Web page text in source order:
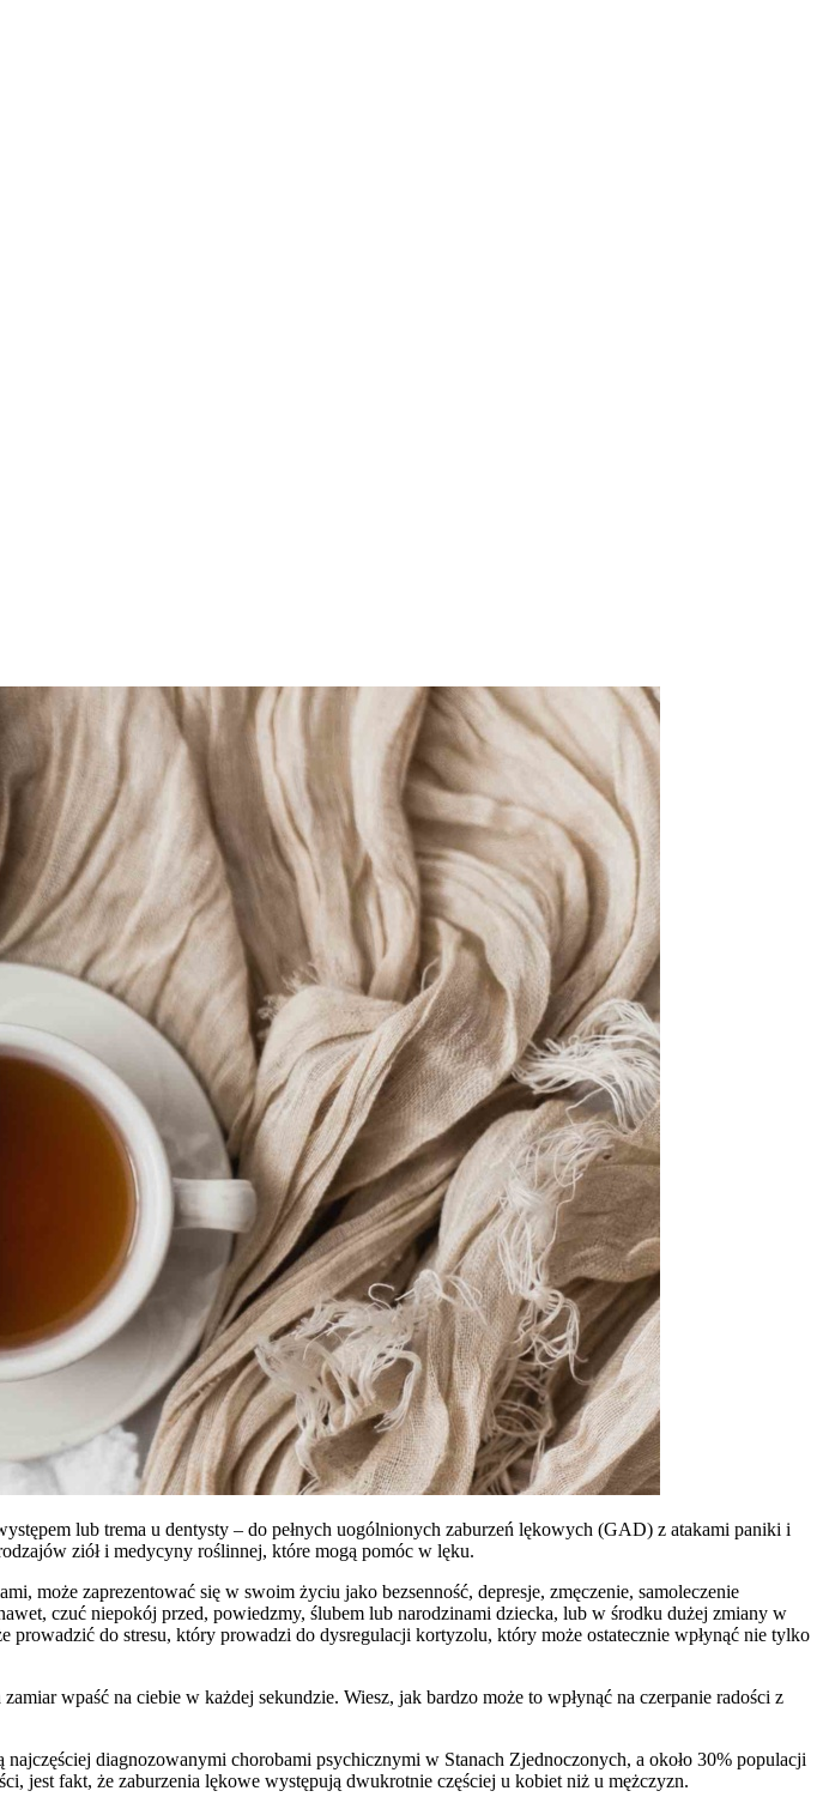
lub trema u dentysty – do pełnych uogólnionych zaburzeń lękowych (GAD) z atakami paniki i
ziół i medycyny roślinnej, które mogą pomóc w lęku.
może zaprezentować się w swoim życiu jako bezsenność, depresje, zmęczenie, samoleczenie
czuć niepokój przed, powiedzmy, ślubem lub narodzinami dziecka, lub w środku dużej zmiany w
do stresu, który prowadzi do dysregulacji kortyzolu, który może ostatecznie wpłynąć nie tylko
wpaść na ciebie w każdej sekundzie. Wiesz, jak bardzo może to wpłynąć na czerpanie radości z
diagnozowanymi chorobami psychicznymi w Stanach Zjednoczonych, a około 30% populacji
jest fakt, że zaburzenia lękowe występują dwukrotnie częściej u kobiet niż u mężczyzn.